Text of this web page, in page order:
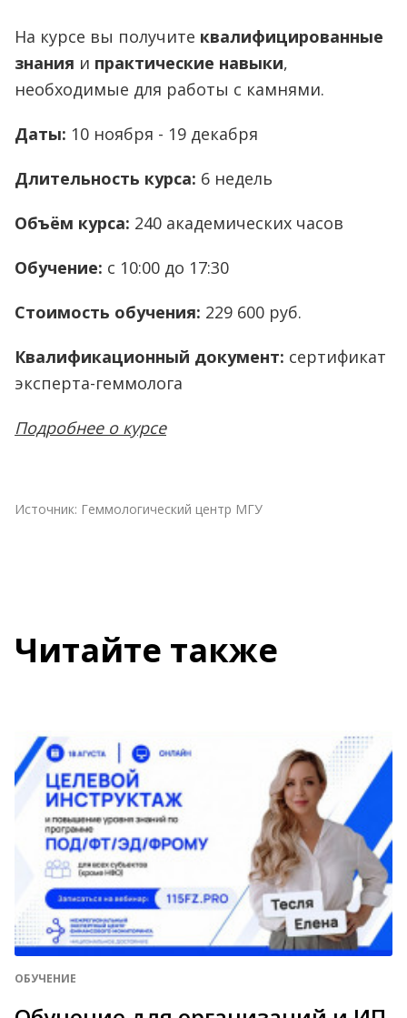
На курсе вы получите квалифицированные
знания и практические навыки,
необходимые для работы с камнями.
Даты: 10 ноября - 19 декабря
Длительность курса: 6 недель
Объём курса: 240 академических часов
Обучение: с 10:00 до 17:30
Стоимость обучения: 229 600 руб.
Квалификационный документ: сертификат
эксперта-геммолога
Подробнее о курсе
Источник: Геммологический центр МГУ
Читайте также
ОБУЧЕНИЕ